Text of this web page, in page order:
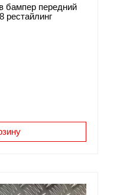
бампер передний
рестайлинг